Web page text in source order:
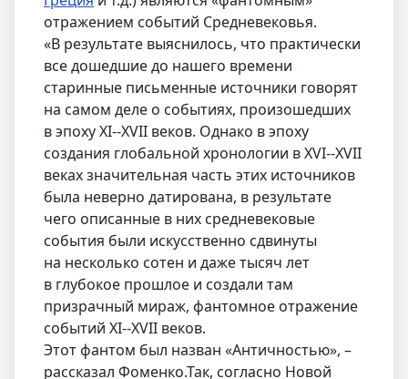
отражением событий Средневековья.
«В результате выяснилось, что практически
все дошедшие до нашего времени
старинные письменные источники говорят
на самом деле о событиях, произошедших
в эпоху XI--XVII веков. Однако в эпоху
создания глобальной хронологии в XVI--XVII
веках значительная часть этих источников
была неверно датирована, в результате
чего описанные в них средневековые
события были искусственно сдвинуты
на несколько сотен и даже тысяч лет
в глубокое прошлое и создали там
призрачный мираж, фантомное отражение
событий XI--XVII веков.
Этот фантом был назван «Античностью», –
рассказал Фоменко.Так, согласно Новой